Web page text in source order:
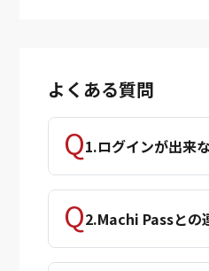
よくある質問
1.ログインが出来
2.Machi Passとの